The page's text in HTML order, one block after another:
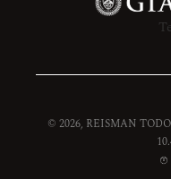
© 2026, REISMAN